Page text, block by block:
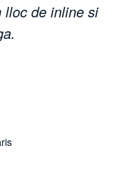
lloc de inline si